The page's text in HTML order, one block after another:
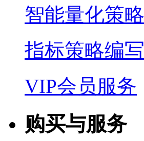
智能量化策略
指标策略编写
VIP会员服务
购买与服务